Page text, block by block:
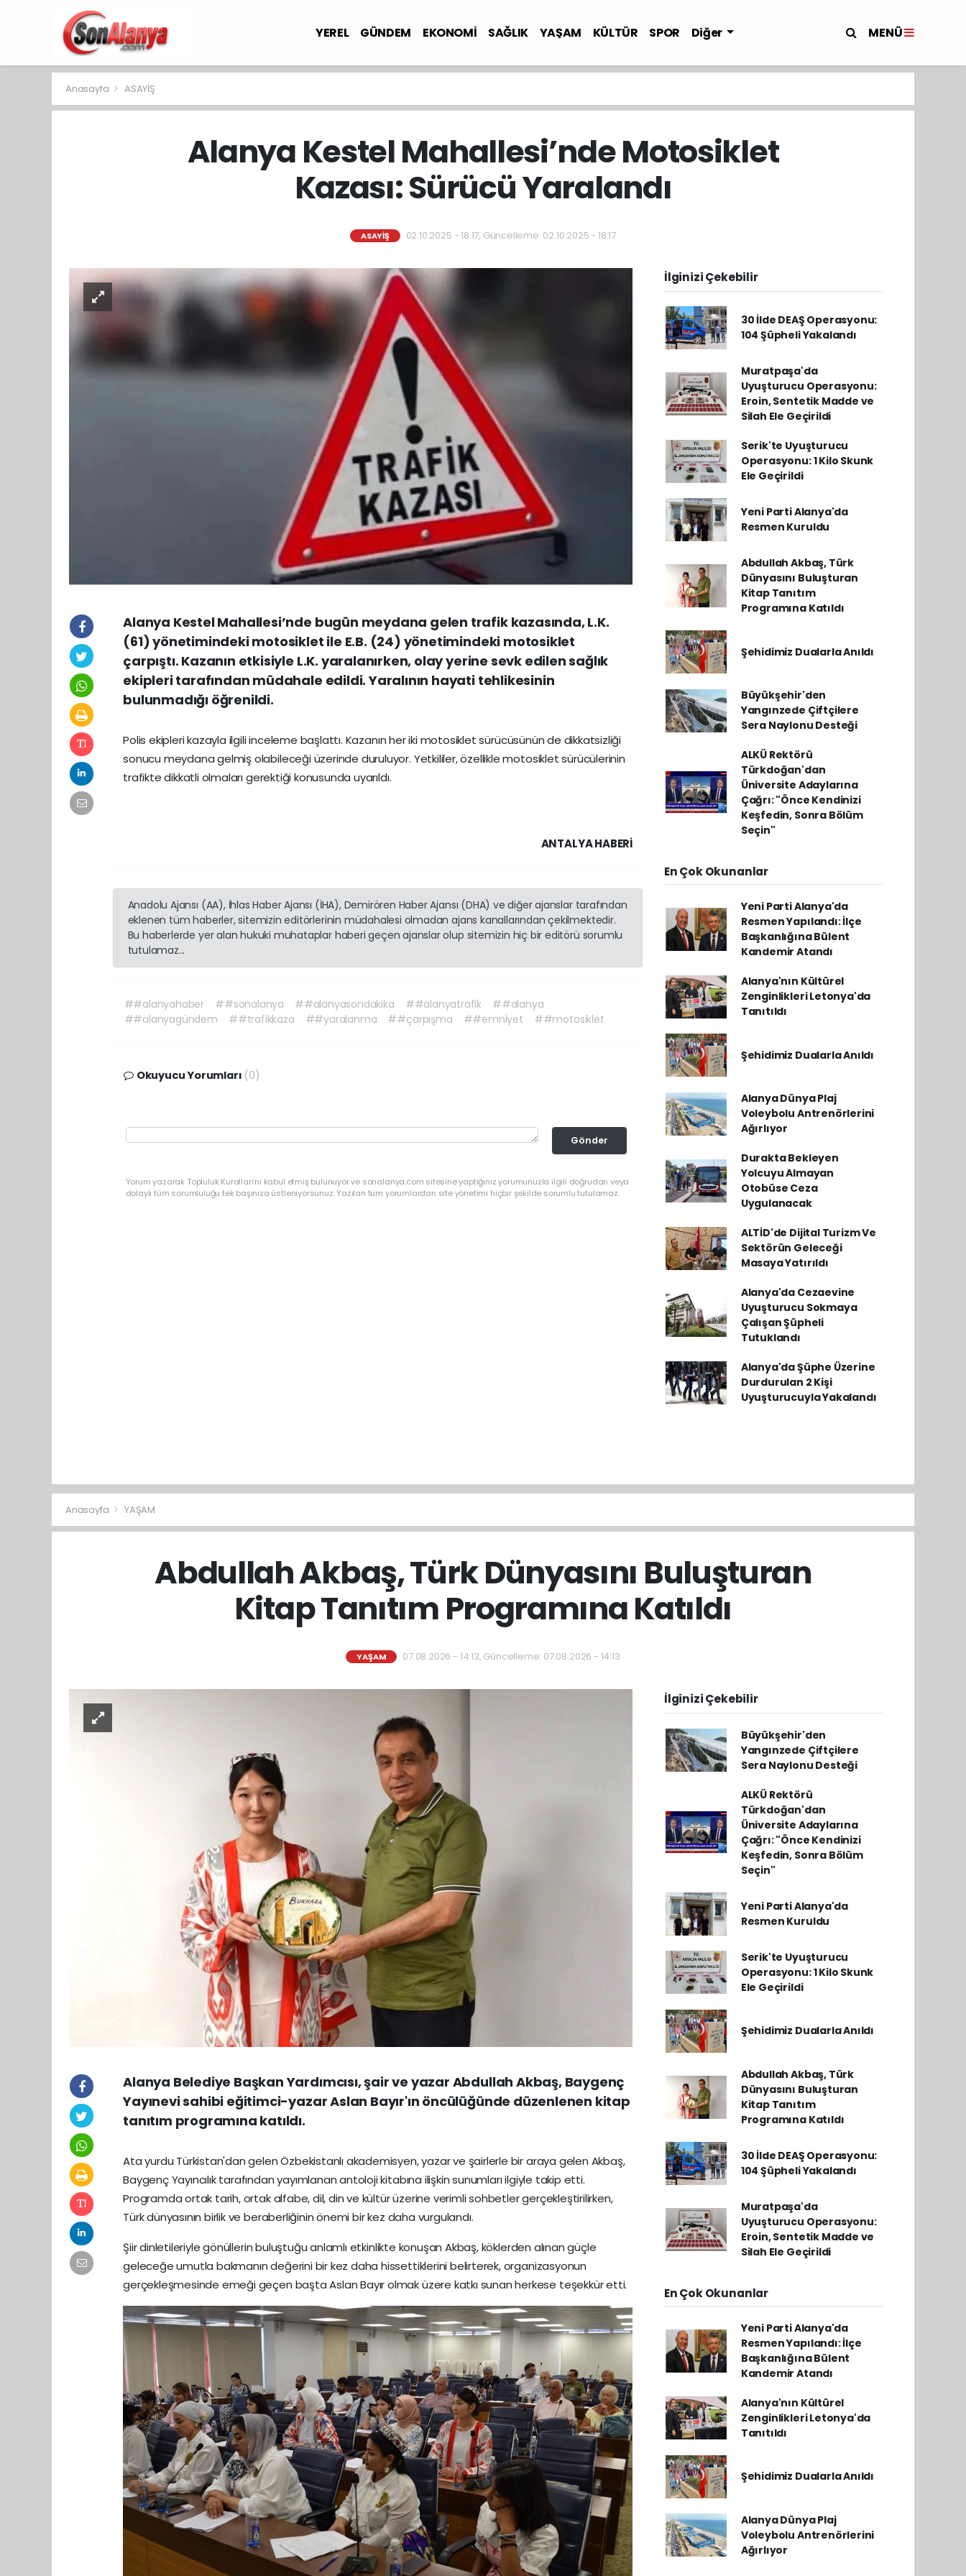
YEREL GÜNDEM EKONOMİ SAĞLIK YAŞAM KÜLTÜR SPOR Diğer MENÜ
Anasayfa ASAYİŞ
Alanya Kestel Mahallesi’nde Motosiklet
Kazası: Sürücü Yaralandı
ASAYİŞ 02.10.2025 - 18:17, Güncelleme: 02.10.2025 - 18:17
Alanya Kestel Mahallesi’nde bugün meydana gelen trafik kazasında, L.K.
(61) yönetimindeki motosiklet ile E.B. (24) yönetimindeki motosiklet
çarpıştı. Kazanın etkisiyle L.K. yaralanırken, olay yerine sevk edilen sağlık
ekipleri tarafından müdahale edildi. Yaralının hayati tehlikesinin
bulunmadığı öğrenildi.
Polis ekipleri kazayla ilgili inceleme başlattı. Kazanın her iki motosiklet sürücüsünün de dikkatsizliği
sonucu meydana gelmiş olabileceği üzerinde duruluyor. Yetkililer, özellikle motosiklet sürücülerinin
trafikte dikkatli olmaları gerektiği konusunda uyarıldı.
ANTALYA HABERİ
Anadolu Ajansı (AA), İhlas Haber Ajansı (İHA), Demirören Haber Ajansı (DHA) ve diğer ajanslar tarafından
eklenen tüm haberler, sitemizin editörlerinin müdahalesi olmadan ajans kanallarından çekilmektedir.
Bu haberlerde yer alan hukuki muhataplar haberi geçen ajanslar olup sitemizin hiç bir editörü sorumlu
tutulamaz...
##alanyahaber ##sonalanya ##alanyasondakika ##alanyatrafik
##alanya
##alanyagündem
##trafikkaza ##yaralanma ##çarpışma ##emniyet ##motosiklet
Okuyucu Yorumları (0)
Gönder
Yorum yazarak Topluluk Kuralları’nı kabul etmiş bulunuyor ve sonalanya.com sitesine yaptığınız yorumunuzla ilgili doğrudan veya
dolaylı tüm sorumluluğu tek başınıza üstleniyorsunuz. Yazılan tüm yorumlardan site yönetimi hiçbir şekilde sorumlu tutulamaz.
İlginizi Çekebilir
30 İlde DEAŞ Operasyonu:
104 Şüpheli Yakalandı
Muratpaşa'da
Uyuşturucu Operasyonu:
Eroin, Sentetik Madde ve
Silah Ele Geçirildi
Serik'te Uyuşturucu
Operasyonu: 1 Kilo Skunk
Ele Geçirildi
Yeni Parti Alanya'da
Resmen Kuruldu
Abdullah Akbaş, Türk
Dünyasını Buluşturan
Kitap Tanıtım
Programına Katıldı
Şehidimiz Dualarla Anıldı
Büyükşehir'den
Yangınzede Çiftçilere
Sera Naylonu Desteği
ALKÜ Rektörü
Türkdoğan'dan
Üniversite Adaylarına
Çağrı: "Önce Kendinizi
Keşfedin, Sonra Bölüm
Seçin"
En Çok Okunanlar
Yeni Parti Alanya'da
Resmen Yapılandı: İlçe
Başkanlığına Bülent
Kandemir Atandı
Alanya'nın Kültürel
Zenginlikleri Letonya'da
Tanıtıldı
Şehidimiz Dualarla Anıldı
Alanya Dünya Plaj
Voleybolu Antrenörlerini
Ağırlıyor
Durakta Bekleyen
Yolcuyu Almayan
Otobüse Ceza
Uygulanacak
ALTİD'de Dijital Turizm Ve
Sektörün Geleceği
Masaya Yatırıldı
Alanya'da Cezaevine
Uyuşturucu Sokmaya
Çalışan Şüpheli
Tutuklandı
Alanya'da Şüphe Üzerine
Durdurulan 2 Kişi
Uyuşturucuyla Yakalandı
Anasayfa YAŞAM
Abdullah Akbaş, Türk Dünyasını Buluşturan
Kitap Tanıtım Programına Katıldı
YAŞAM 07.08.2026 - 14:13, Güncelleme: 07.08.2026 - 14:13
Alanya Belediye Başkan Yardımcısı, şair ve yazar Abdullah Akbaş, Baygenç
Yayınevi sahibi eğitimci-yazar Aslan Bayır'ın öncülüğünde düzenlenen kitap
tanıtım programına katıldı.
Ata yurdu Türkistan'dan gelen Özbekistanlı akademisyen, yazar ve şairlerle bir araya gelen Akbaş,
Baygenç Yayıncılık tarafından yayımlanan antoloji kitabına ilişkin sunumları ilgiyle takip etti.
Programda ortak tarih, ortak alfabe, dil, din ve kültür üzerine verimli sohbetler gerçekleştirilirken,
Türk dünyasının birlik ve beraberliğinin önemi bir kez daha vurgulandı.
Şiir dinletileriyle gönüllerin buluştuğu anlamlı etkinlikte konuşan Akbaş, köklerden alınan güçle
geleceğe umutla bakmanın değerini bir kez daha hissettiklerini belirterek, organizasyonun
gerçekleşmesinde emeği geçen başta Aslan Bayır olmak üzere katkı sunan herkese teşekkür etti.
İlginizi Çekebilir
Büyükşehir'den
Yangınzede Çiftçilere
Sera Naylonu Desteği
ALKÜ Rektörü
Türkdoğan'dan
Üniversite Adaylarına
Çağrı: "Önce Kendinizi
Keşfedin, Sonra Bölüm
Seçin"
Yeni Parti Alanya'da
Resmen Kuruldu
Serik'te Uyuşturucu
Operasyonu: 1 Kilo Skunk
Ele Geçirildi
Şehidimiz Dualarla Anıldı
Abdullah Akbaş, Türk
Dünyasını Buluşturan
Kitap Tanıtım
Programına Katıldı
30 İlde DEAŞ Operasyonu:
104 Şüpheli Yakalandı
Muratpaşa'da
Uyuşturucu Operasyonu:
Eroin, Sentetik Madde ve
Silah Ele Geçirildi
En Çok Okunanlar
Yeni Parti Alanya'da
Resmen Yapılandı: İlçe
Başkanlığına Bülent
Kandemir Atandı
Alanya'nın Kültürel
Zenginlikleri Letonya'da
Tanıtıldı
Şehidimiz Dualarla Anıldı
Alanya Dünya Plaj
Voleybolu Antrenörlerini
Ağırlıyor